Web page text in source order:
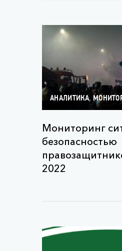
АНАЛИТИКА,
Мониторинг
безопасностью
2022